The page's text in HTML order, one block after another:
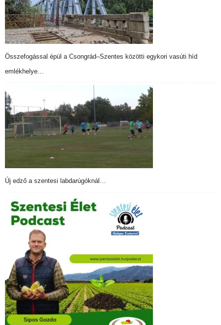
Összefogással épül a Csongrád–Szentes közötti egykori vasúti híd
emlékhelye…
Új edző a szentesi labdarúgóknál…